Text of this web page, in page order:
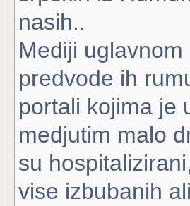
nasih..
Mediji
predvode ih
portali kojima je
medjutim malo
su
vise izbubanih